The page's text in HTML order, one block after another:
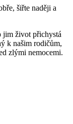
šiřte naději a
jim život přichystá
k našim rodičům,
zlými nemocemi.